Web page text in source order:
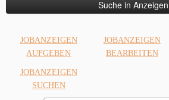
JOBANZEIGEN
AUFGEBEN
JOBANZEIGEN
BEARBEITEN
JOBANZEIGEN
SUCHEN